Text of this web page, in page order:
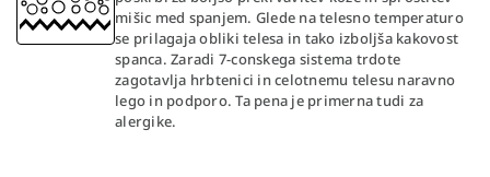
mišic med spanjem. Glede na telesno temperaturo
se prilagaja obliki telesa in tako izboljša kakovost
spanca. Zaradi 7-conskega sistema trdote
zagotavlja hrbtenici in celotnemu telesu naravno
lego in podporo. Ta pena je primerna tudi za
alergike.